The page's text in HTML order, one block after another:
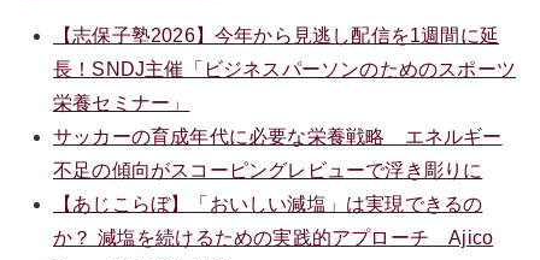
【志保子塾2026】今年から見逃し配信を1週間に延
長！SNDJ主催「ビジネスパーソンのためのスポーツ
栄養セミナー」
サッカーの育成年代に必要な栄養戦略 エネルギー
不足の傾向がスコーピングレビューで浮き彫りに
【あじこらぼ】「おいしい減塩」は実現できるの
か？ 減塩を続けるための実践的アプローチ Ajico